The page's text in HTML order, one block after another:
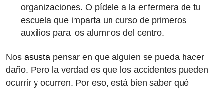
organizaciones. O pídele a la enfermera de tu
escuela que imparta un curso de primeros
auxilios para los alumnos del centro.
Nos asusta pensar en que alguien se pueda hacer
daño. Pero la verdad es que los accidentes pueden
ocurrir y ocurren. Por eso, está bien saber qué